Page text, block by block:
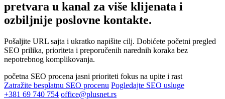
pretvara u kanal za više klijenata i
ozbiljnije poslovne kontakte.
Pošaljite URL sajta i ukratko napišite cilj. Dobićete početni pregled
SEO prilika, prioriteta i preporučenih narednih koraka bez
nepotrebnog komplikovanja.
početna SEO procena jasni prioriteti fokus na upite i rast
Zatražite besplatnu SEO procenu Pogledajte SEO usluge
+381 69 740 754 office@plusnet.rs